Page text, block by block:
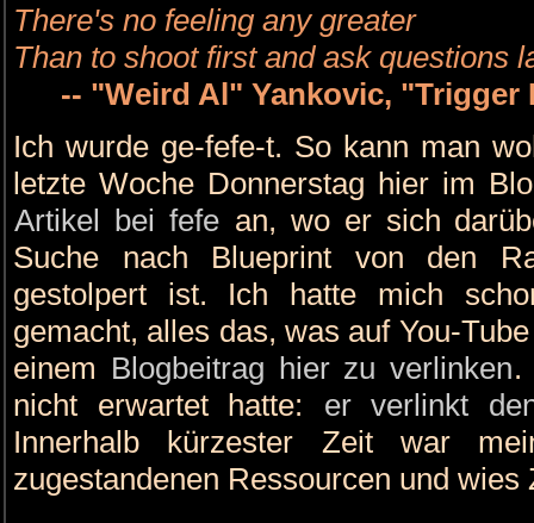
There's no feeling any greater
Than to shoot first and ask questions
-- "Weird Al" Yankovic, "Trigger
Ich wurde ge-fefe-t. So kann man
letzte Woche Donnerstag hier im
Artikel bei fefe an, wo er sich
Suche nach Blueprint von den
gestolpert ist. Ich hatte mich
gemacht, alles das, was auf You-
einem Blogbeitrag hier zu verlinken.
nicht erwartet hatte: er verlinkt
Innerhalb kürzester Zeit war
zugestandenen Ressourcen und wies